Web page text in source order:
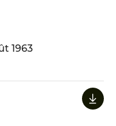
1963